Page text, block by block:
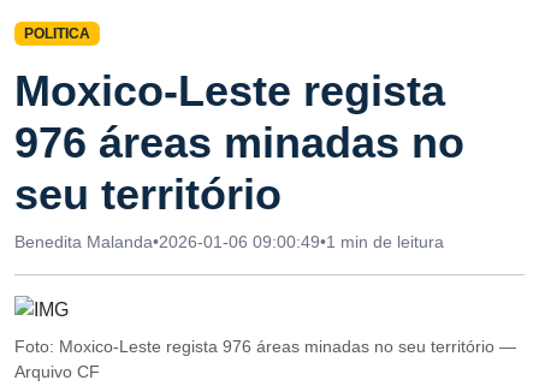
POLITICA
Moxico-Leste regista
976 áreas minadas no
seu território
Benedita Malanda•2026-01-06 09:00:49•1 min de leitura
Foto: Moxico-Leste regista 976 áreas minadas no seu território —
Arquivo CF